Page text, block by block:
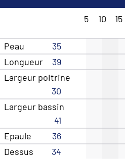
5 10 15
Peau
35
Longueur
39
Largeur poitrine
30
Largeur bassin
41
Epaule
36
Dessus
34